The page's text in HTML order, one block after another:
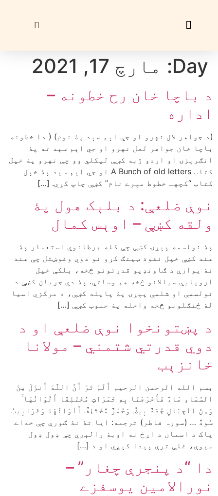
Day: مارچ 17, 2021
د باچا خان رح خطونه –
اداره
(د جواهر لال نهرو او جي اېم سېد پۀ نوم) ( دا خطونه
باچا خان جواهر لعل نهرو او جي اېم سېد ته پۀ
انګرېزۍ او اردو ژبه کښې ليکلي وو چې نهرو پۀ خپل
کتاب A Bunch of old letters او جي اېم سېد پۀ خپل
کتاب “کچهـ خطوط مېرے نام” کښې چاپ کړي. […]
نوې ضلعې: د بلېک هول پۀ
ولقه کښې – اوېس کمال
پۀ نولسمه پېړۍ کښې چې کله برطانوي استعمار پۀ
هند کښې خپل نفوذ ټینګ کړو نو دوي وغوښتل چې هند
نۀ یوازې د ګاونډیو قدرتونو څخه، بلکې خپل
اروپایي سیالانو څخه هم وساتي. پۀ دې جریان کښې د
نولسمې او شلمې پېړۍ پۀ پایله کښې، د مرکزي اسیا
لۀ ځنګلونو څخه واخله پۀ جنوب کښې […]
د پښتونخوا نوې ضلعې او د
دوي قدرتي شتمني – مولانا
خانزېب
بسم الله الرحمن الرحیم أَلَمْ تَرَ أَنَّ اللَّهَ أَنزَلَ مِنَ
السَّمَاءِ مَاءً فَأَخْرَجْنَا بِهِ ثَمَرَاتٍ مُّخْتَلِفًا أَلْوَانُهَا ۚ
وَمِنَ الْجِبَالِ جُدَدٌ بِيضٌ وَحُمْرٌ مُّخْتَلِفٌ أَلْوَانُهَا وَغَرَابِيبُ
سُودٌ … (سورہ فاطر) ترجمه: ايا تۀ نۀ ګورې چې خداے
پاک د اسمان د اړخ نه اوبۀ رالېږي چې ډول ډول
مېوې، غلې ترې پېدا کېږي او د […]
دا “د پنجرې چغار” –
نورالامين يوسفزے